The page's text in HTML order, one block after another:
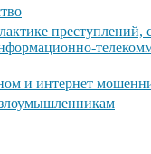
преступлений,
и интернет